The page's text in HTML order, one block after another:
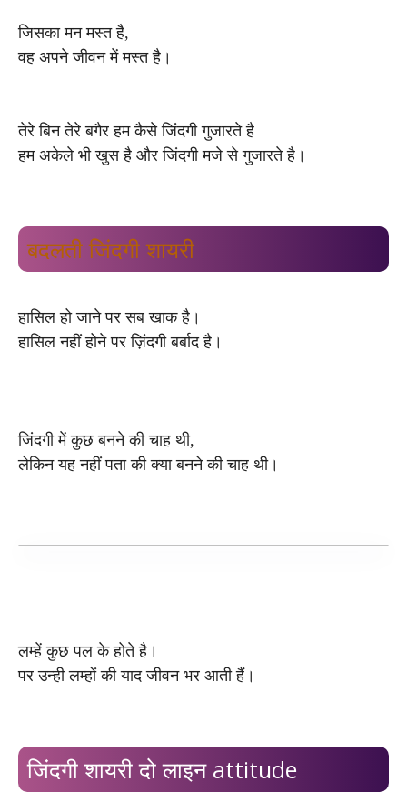
जिसका मन मस्त है,
वह अपने जीवन में मस्त है।
तेरे बिन तेरे बगैर हम कैसे जिंदगी गुजारते है
हम अकेले भी खुस है और जिंदगी मजे से गुजारते है।
बदलती जिंदगी शायरी
हासिल हो जाने पर सब खाक है।
हासिल नहीं होने पर ज़िंदगी बर्बाद है।
जिंदगी में कुछ बनने की चाह थी,
लेकिन यह नहीं पता की क्या बनने की चाह थी।
लम्हें कुछ पल के होते है।
पर उन्ही लम्हों की याद जीवन भर आती हैं।
जिंदगी शायरी दो लाइन attitude